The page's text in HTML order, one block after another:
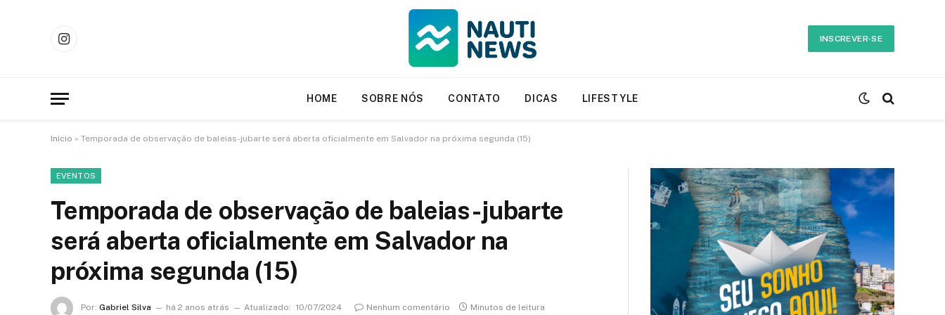
Instagram
INSCREVER-SE
HOME SOBRE NÓS CONTATO DICAS LIFESTYLE
Início » Temporada de observação de baleias-jubarte será aberta oficialmente em Salvador na próxima segunda (15)
EVENTOS
Temporada de observação de baleias-jubarte
será aberta oficialmente em Salvador na
próxima segunda (15)
Por: Gabriel Silva há 2 anos atrás Atualizado: 10/07/2024 Nenhum comentário Minutos de leitura